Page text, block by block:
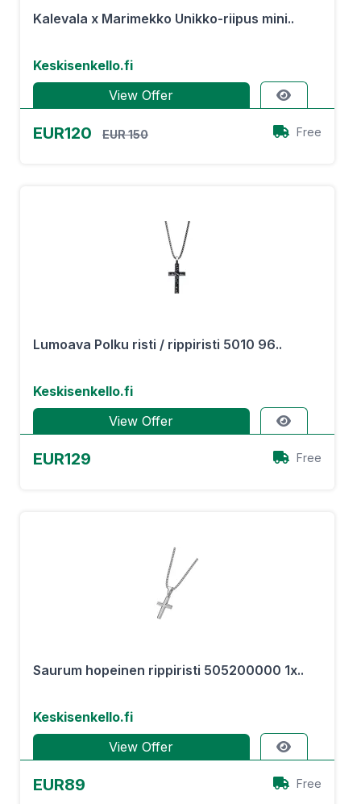
Kalevala x Marimekko Unikko-riipus mini..
Keskisenkello.fi
View Offer
EUR120 EUR 150 Free
Lumoava Polku risti / rippiristi 5010 96..
Keskisenkello.fi
View Offer
EUR129 Free
Saurum hopeinen rippiristi 505200000 1x..
Keskisenkello.fi
View Offer
EUR89 Free